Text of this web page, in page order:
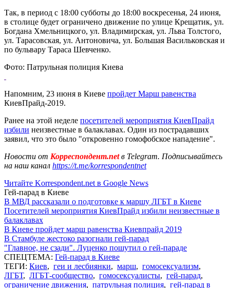
Так, в период с 18:00 субботы до 18:00 воскресенья, 24 июня,
в столице будет ограничено движение по улице Крещатик, ул.
Богдана Хмельницкого, ул. Владимирская, ул. Льва Толстого,
ул. Тарасовская, ул. Антоновича, ул. Большая Васильковская и
по бульвару Тараса Шевченко.
Фото: Патрульная полиция Киева
Напомним, 23 июня в Киеве пройдет Марш равенства
КиевПрайд-2019.
Ранее на этой неделе посетителей мероприятия КиевПрайд
избили неизвестные в балаклавах. Один из пострадавших
заявил, что это было "откровенно гомофобское нападение".
Новости от Корреспондент.netв Telegram. Подписывайтесь
на наш канал https://t.me/korrespondentnet
Читайте Korrespondent.net в Google News
Гей-парад в Киеве
В МВД рассказали о подготовке к маршу ЛГБТ в Киеве
Посетителей мероприятия КиевПрайд избили неизвестные в
балаклавах
В Киеве пройдет марш равенства Киевпрайд 2019
В Стамбуле жестоко разогнали гей-парад
"Главное, не сзади". Луценко пошутил о гей-параде
СПЕЦТЕМА: Гей-парад в Киеве
ТЕГИ: Киев, геи и лесбиянки, марш, гомосексуализм,
ЛГБТ, ЛГБТ-сообщество, гомосексуалисты, гей-парад,
ограничение движения, патрульная полиция, гей-парад в